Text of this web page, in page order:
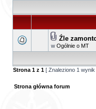
Źle
w Ogólnie o MT
Strona 1 z 1 [ Znaleziono 1 wynik
Strona główna forum